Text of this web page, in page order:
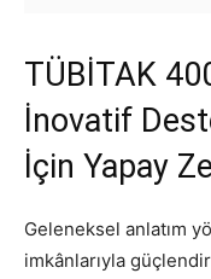
TÜBİTAK
İnovatif
İçin Yapay
Geleneksel anlatım
imkânlarıyla